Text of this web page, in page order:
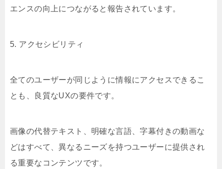
エンスの向上につながると報告されています。
5. アクセシビリティ
全てのユーザーが同じように情報にアクセスできるこ
とも、良質なUXの要件です。
画像の代替テキスト、明確な言語、字幕付きの動画な
どはすべて、異なるニーズを持つユーザーに提供され
る重要なコンテンツです。